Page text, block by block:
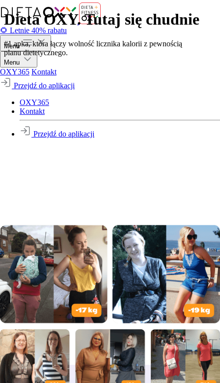
🌻 Letnie 40% rabatu
Menu
Menu
OXY365 Kontakt
Przejdź do aplikacji
OXY365
Kontakt
Przejdź do aplikacji
Dieta OXY. Tutaj się chudnie
#1 apka, która łączy wolność licznika kalorii z pewnością
planu dietetycznego.